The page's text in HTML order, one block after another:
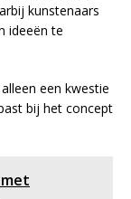
kunstenaars
ideeën te
een kwestie
bij het concept